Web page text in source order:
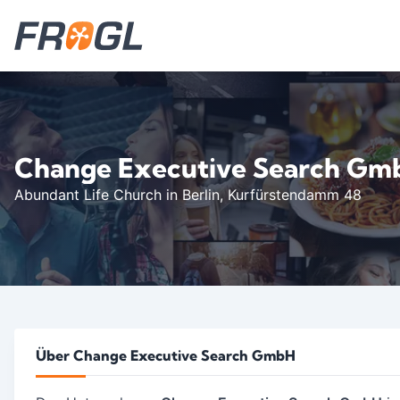
Change Executive Search
Abundant Life Church in Berlin, Kurfürstendamm 48
Über Change Executive Search GmbH